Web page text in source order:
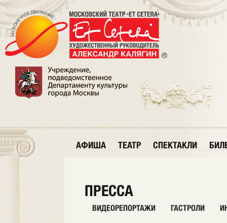
АФИША ТЕАТР СПЕКТАКЛИ
ПРЕССА
ВИДЕОРЕПОРТАЖИ ГАСТРОЛИ